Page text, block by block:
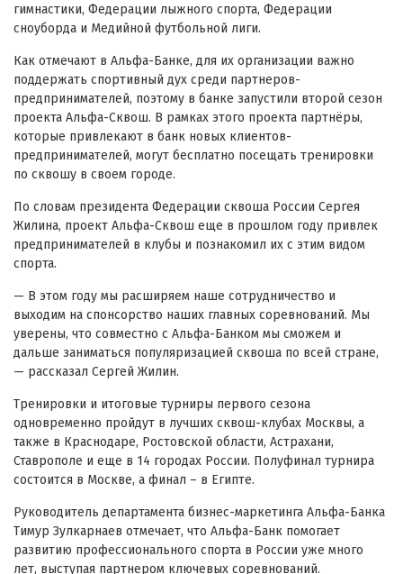
гимнастики, Федерации лыжного спорта, Федерации
сноуборда и Медийной футбольной лиги.
Как отмечают в Альфа-Банке, для их организации важно
поддержать спортивный дух среди партнеров-
предпринимателей, поэтому в банке запустили второй сезон
проекта Альфа-Сквош. В рамках этого проекта партнёры,
которые привлекают в банк новых клиентов-
предпринимателей, могут бесплатно посещать тренировки
по сквошу в своем городе.
По словам президента Федерации сквоша России Сергея
Жилина, проект Альфа-Сквош еще в прошлом году привлек
предпринимателей в клубы и познакомил их с этим видом
спорта.
— В этом году мы расширяем наше сотрудничество и
выходим на спонсорство наших главных соревнований. Мы
уверены, что совместно с Альфа-Банком мы сможем и
дальше заниматься популяризацией сквоша по всей стране,
— рассказал Сергей Жилин.
Тренировки и итоговые турниры первого сезона
одновременно пройдут в лучших сквош-клубах Москвы, а
также в Краснодаре, Ростовской области, Астрахани,
Ставрополе и еще в 14 городах России. Полуфинал турнира
состоится в Москве, а финал – в Египте.
Руководитель департамента бизнес-маркетинга Альфа-Банка
Тимур Зулкарнаев отмечает, что Альфа-Банк помогает
развитию профессионального спорта в России уже много
лет, выступая партнером ключевых соревнований.